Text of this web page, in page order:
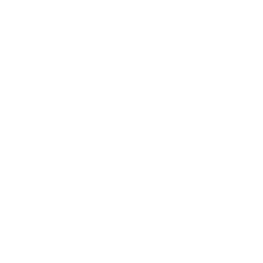
ibraz etmesi
Tüm özel eşyalarının
yapılmadan dışarıya
kesici ve delici olarak
maddeleri içeriye
ve GoPro çubukları vb.